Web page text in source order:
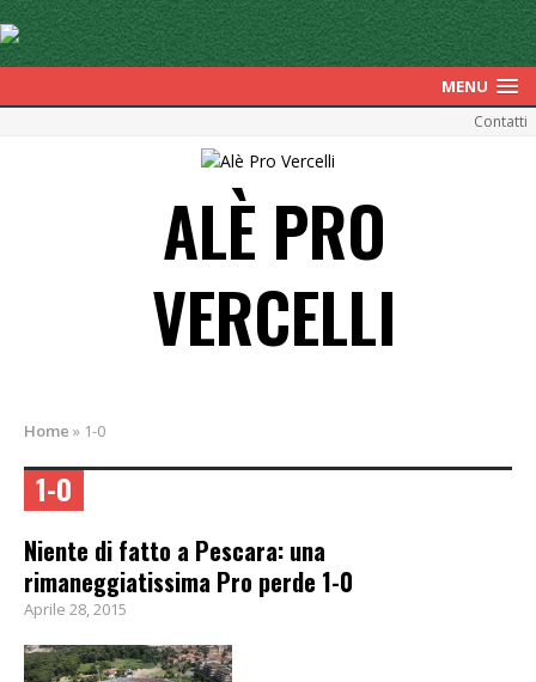
MENU
Contatti
ALÈ PRO
VERCELLI
Home » 1-0
1-0
Niente di fatto a Pescara: una
rimaneggiatissima Pro perde 1-0
Aprile 28, 2015